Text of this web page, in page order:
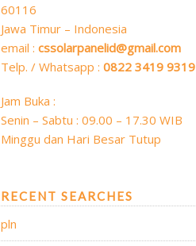
60116
Jawa Timur – Indonesia
email : cssolarpanelid@gmail.com
Telp. / Whatsapp : 0822 3419 9319
Jam Buka :
Senin – Sabtu : 09.00 – 17.30 WIB
Minggu dan Hari Besar Tutup
RECENT SEARCHES
pln